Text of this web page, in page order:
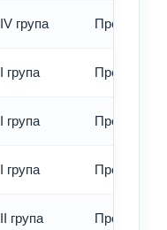
IV група Превод -
I група Превод -
I група Превод -
I група Превод -
II група Превод -